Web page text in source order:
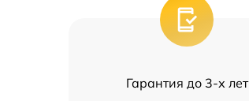
Гарантия до 3-х лет